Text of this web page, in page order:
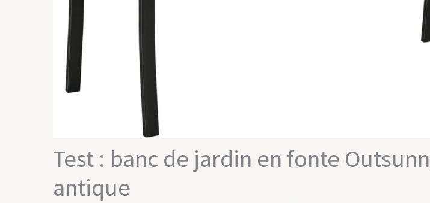
Test : banc de jardin en fonte
antique